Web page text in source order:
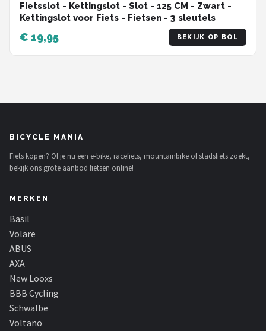
Fietsslot - Kettingslot - Slot - 125 CM - Zwart -
Kettingslot voor Fiets - Fietsen - 3 sleutels
€ 19,95 BEKIJK OP BOL
BICYCLE MANIA
Fiets kopen? Of je nu een e-bike, racefiets, mountainbike of stadsfiets zoekt,
bekijk ons grote aanbod fietsen online!
MERKEN
Basil
Volare
ABUS
AXA
New Looxs
BBB Cycling
Schwalbe
Voltano